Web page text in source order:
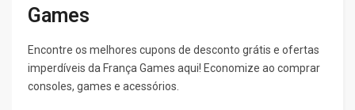
Games
Encontre os melhores cupons de desconto grátis e ofertas
imperdíveis da França Games aqui! Economize ao comprar
consoles, games e acessórios.